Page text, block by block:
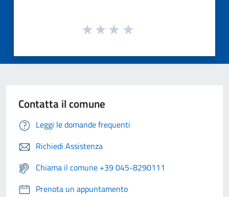
Contatta il comune
Leggi le domande frequenti
Richiedi Assistenza
Chiama il comune +39 045-8290111
Prenota un appuntamento